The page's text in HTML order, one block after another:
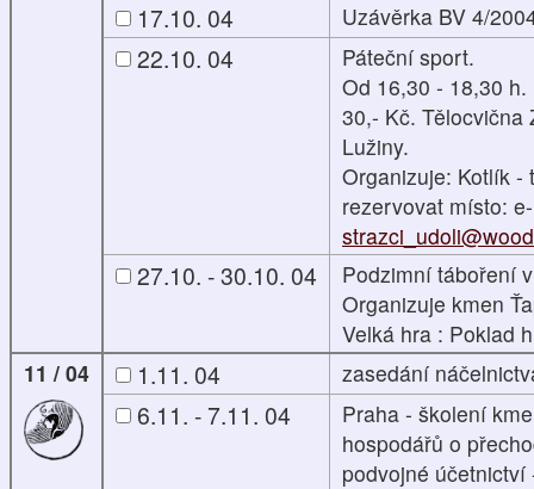
17.10. 04 Uzávěrka BV 4/
22.10. 04
Páteční sport.
Od 16,30 - 18,30
30,- Kč. Tělocvična
Lužiny.
Organizuje: Kotlík -
rezervovat místo:
27.10. - 30.10. 04
Podzimní táboření
Organizuje kmen
Velká hra : Poklad
11 / 04
1.11. 04 zasedání
6.11. - 7.11. 04
Praha - školení
hospodářů o
podvojné